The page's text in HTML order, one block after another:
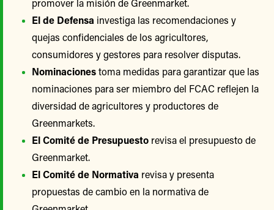
promover la misión de Greenmarket.
El de Defensa investiga las recomendaciones y
quejas confidenciales de los agricultores,
consumidores y gestores para resolver disputas.
Nominacionestoma medidas para garantizar que las
nominaciones para ser miembro del FCAC reflejen la
diversidad de agricultores y productores de
Greenmarkets.
El Comité de Presupuesto revisa el presupuesto de
Greenmarket.
El Comité de Normativa revisa y presenta
propuestas de cambio en la normativa de